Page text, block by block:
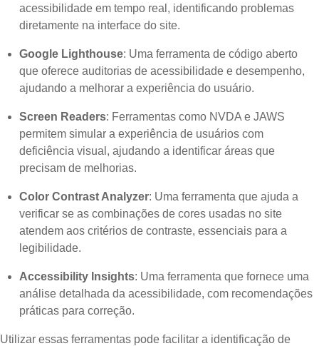
acessibilidade em tempo real, identificando problemas
diretamente na interface do site.
Google Lighthouse: Uma ferramenta de código aberto
que oferece auditorias de acessibilidade e desempenho,
ajudando a melhorar a experiência do usuário.
Screen Readers: Ferramentas como NVDA e JAWS
permitem simular a experiência de usuários com
deficiência visual, ajudando a identificar áreas que
precisam de melhorias.
Color Contrast Analyzer: Uma ferramenta que ajuda a
verificar se as combinações de cores usadas no site
atendem aos critérios de contraste, essenciais para a
legibilidade.
Accessibility Insights: Uma ferramenta que fornece uma
análise detalhada da acessibilidade, com recomendações
práticas para correção.
Utilizar essas ferramentas pode facilitar a identificação de